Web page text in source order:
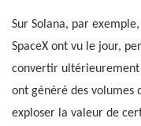
Sur Solana, par
SpaceX ont vu le jour,
convertir ultérieurement
ont généré des volumes
exploser la valeur de